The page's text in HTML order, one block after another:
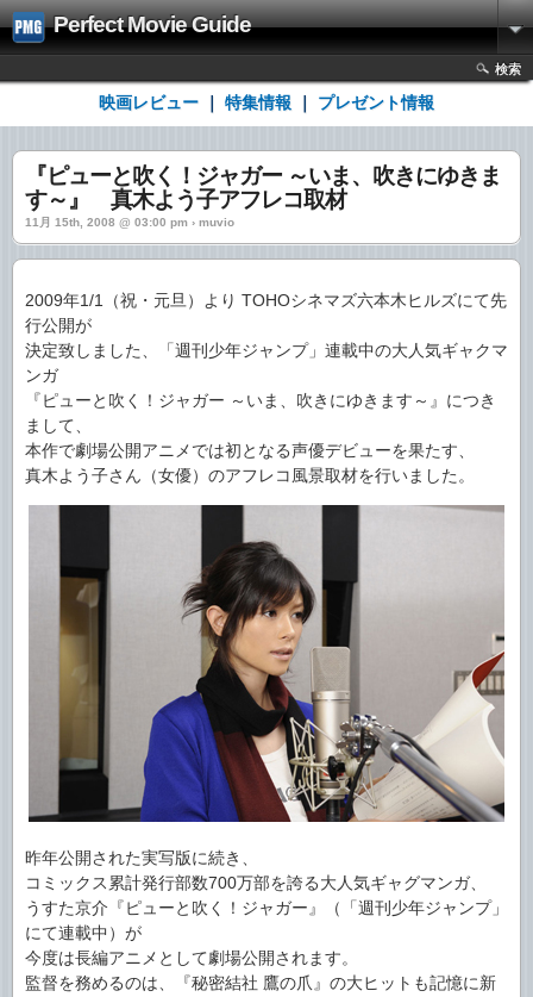
Perfect Movie Guide
検索
映画レビュー 特集情報 プレゼント情報
『ピューと吹く！ジャガー ～いま、吹きにゆきま
す～』 真木よう子アフレコ取材
11月 15th, 2008 @ 03:00 pm › muvio
2009年1/1（祝・元旦）より TOHOシネマズ六本木ヒルズにて先
行公開が
決定致しました、「週刊少年ジャンプ」連載中の大人気ギャクマ
ンガ
『ピューと吹く！ジャガー ～いま、吹きにゆきます～』につき
まして、
本作で劇場公開アニメでは初となる声優デビューを果たす、
真木よう子さん（女優）のアフレコ風景取材を行いました。
昨年公開された実写版に続き、
コミックス累計発行部数700万部を誇る大人気ギャグマンガ、
うすた京介『ピューと吹く！ジャガー』（「週刊少年ジャンプ」
にて連載中）が
今度は長編アニメとして劇場公開されます。
監督を務めるのは、『秘密結社 鷹の爪』の大ヒットも記憶に新